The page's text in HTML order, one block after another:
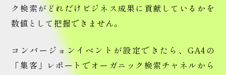
ク検索がどれだけビジネス成果に貢献しているかを
数値として把握できません。
コンバージョンイベントが設定できたら、GA4の
「集客」レポートでオーガニック検索チャネルから